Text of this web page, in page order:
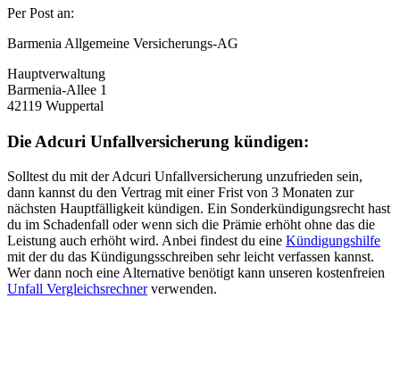
Per Post an:
Barmenia Allgemeine Versicherungs-AG
Hauptverwaltung
Barmenia-Allee 1
42119 Wuppertal
Die Adcuri Unfallversicherung kündigen:
Solltest du mit der Adcuri Unfallversicherung unzufrieden sein,
dann kannst du den Vertrag mit einer Frist von 3 Monaten zur
nächsten Hauptfälligkeit kündigen. Ein Sonderkündigungsrecht hast
du im Schadenfall oder wenn sich die Prämie erhöht ohne das die
Leistung auch erhöht wird. Anbei findest du eine Kündigungshilfe
mit der du das Kündigungsschreiben sehr leicht verfassen kannst.
Wer dann noch eine Alternative benötigt kann unseren kostenfreien
Unfall Vergleichsrechnerverwenden.